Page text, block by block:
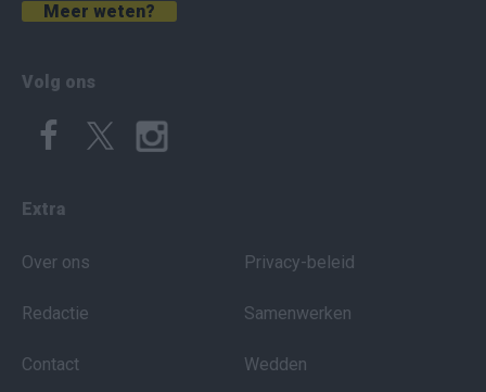
Meer weten?
Volg ons
Extra
Over ons
Redactie
Contact
Privacy-beleid
Samenwerken
Wedden